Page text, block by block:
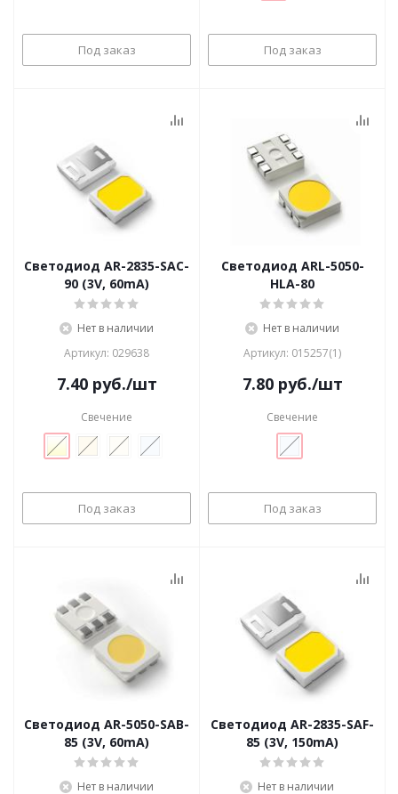
Под заказ Под заказ
Светодиод AR-2835-SAC-
90 (3V, 60mA)
Нет в наличии
Артикул: 029638
7.40руб./шт
Свечение
Под заказ
Светодиод ARL-5050-
HLA-80
Нет в наличии
Артикул: 015257(1)
7.80руб./шт
Свечение
Под заказ
Светодиод AR-5050-SAB-
85 (3V, 60mA)
Нет в наличии
Светодиод AR-2835-SAF-
85 (3V, 150mA)
Нет в наличии